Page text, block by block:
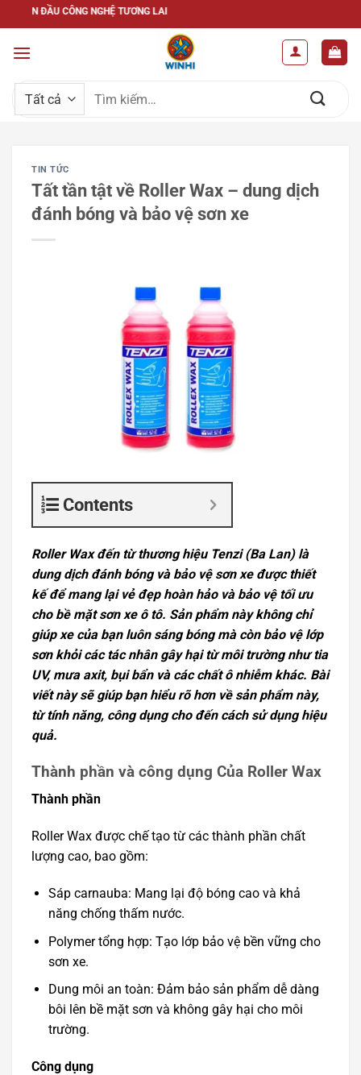
qua
nội
ĐẦU CÔNG NGHỆ TƯƠNG LAI
Tìm
kiếm:
TIN TỨC
Tất tần tật về Roller Wax – dung dịch
đánh bóng và bảo vệ sơn xe
Contents
Roller Wax đến từ thương hiệu Tenzi (Ba Lan) là
dung dịch đánh bóng và bảo vệ sơn xe được thiết
kế để mang lại vẻ đẹp hoàn hảo và bảo vệ tối ưu
cho bề mặt sơn xe ô tô. Sản phẩm này không chỉ
giúp xe của bạn luôn sáng bóng mà còn bảo vệ lớp
sơn khỏi các tác nhân gây hại từ môi trường như tia
UV, mưa axit, bụi bẩn và các chất ô nhiễm khác. Bài
viết này sẽ giúp bạn hiểu rõ hơn về sản phẩm này,
từ tính năng, công dụng cho đến cách sử dụng hiệu
quả.
Thành phần và công dụng Của Roller Wax
Thành phần
Roller Wax được chế tạo từ các thành phần chất
lượng cao, bao gồm:
Sáp carnauba: Mang lại độ bóng cao và khả
năng chống thấm nước.
Polymer tổng hợp: Tạo lớp bảo vệ bền vững cho
sơn xe.
Dung môi an toàn: Đảm bảo sản phẩm dễ dàng
bôi lên bề mặt sơn và không gây hại cho môi
trường.
Công dụng